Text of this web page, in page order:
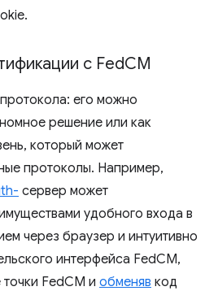
с FedCM
его можно
решение или как
который может
протоколы. Например,
сервер может
удобного входа в
через браузер и интуитивно
интерфейса FedCM,
FedCM и обменяв код